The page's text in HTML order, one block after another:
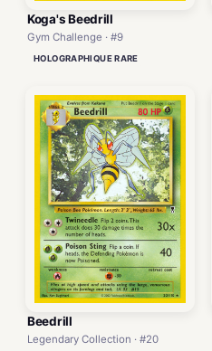
Koga's Beedrill
Gym Challenge · #9
HOLOGRAPHIQUE RARE
Beedrill
Legendary Collection · #20